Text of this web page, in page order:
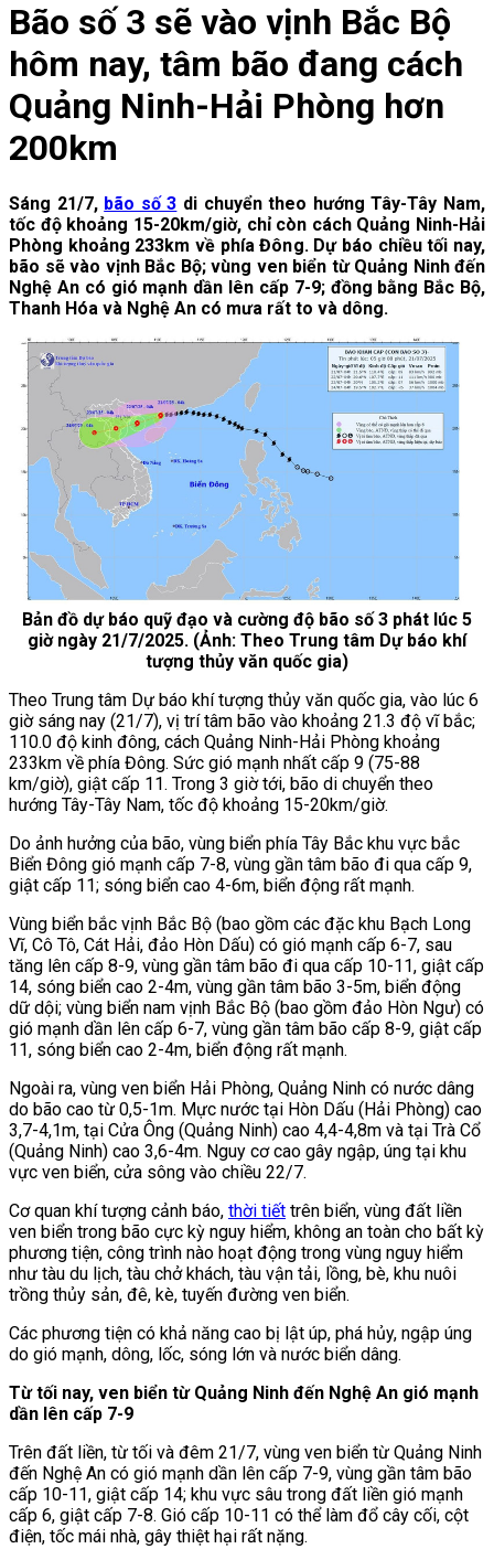
Bão số 3 sẽ vào vịnh Bắc Bộ
hôm nay, tâm bão đang cách
Quảng Ninh-Hải Phòng hơn
200km
Sáng 21/7, bão số 3 di chuyển theo hướng Tây-Tây Nam,
tốc độ khoảng 15-20km/giờ, chỉ còn cách Quảng Ninh-Hải
Phòng khoảng 233km về phía Đông. Dự báo chiều tối nay,
bão sẽ vào vịnh Bắc Bộ; vùng ven biển từ Quảng Ninh đến
Nghệ An có gió mạnh dần lên cấp 7-9; đồng bằng Bắc Bộ,
Thanh Hóa và Nghệ An có mưa rất to và dông.
Bản đồ dự báo quỹ đạo và cường độ bão số 3 phát lúc 5
giờ ngày 21/7/2025. (Ảnh: Theo Trung tâm Dự báo khí
tượng thủy văn quốc gia)
Theo Trung tâm Dự báo khí tượng thủy văn quốc gia, vào lúc 6
giờ sáng nay (21/7), vị trí tâm bão vào khoảng 21.3 độ vĩ bắc;
110.0 độ kinh đông, cách Quảng Ninh-Hải Phòng khoảng
233km về phía Đông. Sức gió mạnh nhất cấp 9 (75-88
km/giờ), giật cấp 11. Trong 3 giờ tới, bão di chuyển theo
hướng Tây-Tây Nam, tốc độ khoảng 15-20km/giờ.
Do ảnh hưởng của bão, vùng biển phía Tây Bắc khu vực bắc
Biển Đông gió mạnh cấp 7-8, vùng gần tâm bão đi qua cấp 9,
giật cấp 11; sóng biển cao 4-6m, biển động rất mạnh.
Vùng biển bắc vịnh Bắc Bộ (bao gồm các đặc khu Bạch Long
Vĩ, Cô Tô, Cát Hải, đảo Hòn Dấu) có gió mạnh cấp 6-7, sau
tăng lên cấp 8-9, vùng gần tâm bão đi qua cấp 10-11, giật cấp
14, sóng biển cao 2-4m, vùng gần tâm bão 3-5m, biển động
dữ dội; vùng biển nam vịnh Bắc Bộ (bao gồm đảo Hòn Ngư) có
gió mạnh dần lên cấp 6-7, vùng gần tâm bão cấp 8-9, giật cấp
11, sóng biển cao 2-4m, biển động rất mạnh.
Ngoài ra, vùng ven biển Hải Phòng, Quảng Ninh có nước dâng
do bão cao từ 0,5-1m. Mực nước tại Hòn Dấu (Hải Phòng) cao
3,7-4,1m, tại Cửa Ông (Quảng Ninh) cao 4,4-4,8m và tại Trà Cổ
(Quảng Ninh) cao 3,6-4m. Nguy cơ cao gây ngập, úng tại khu
vực ven biển, cửa sông vào chiều 22/7.
Cơ quan khí tượng cảnh báo, thời tiết trên biển, vùng đất liền
ven biển trong bão cực kỳ nguy hiểm, không an toàn cho bất kỳ
phương tiện, công trình nào hoạt động trong vùng nguy hiểm
như tàu du lịch, tàu chở khách, tàu vận tải, lồng, bè, khu nuôi
trồng thủy sản, đê, kè, tuyến đường ven biển.
Các phương tiện có khả năng cao bị lật úp, phá hủy, ngập úng
do gió mạnh, dông, lốc, sóng lớn và nước biển dâng.
Từ tối nay, ven biển từ Quảng Ninh đến Nghệ An gió mạnh
dần lên cấp 7-9
Trên đất liền, từ tối và đêm 21/7, vùng ven biển từ Quảng Ninh
đến Nghệ An có gió mạnh dần lên cấp 7-9, vùng gần tâm bão
cấp 10-11, giật cấp 14; khu vực sâu trong đất liền gió mạnh
cấp 6, giật cấp 7-8. Gió cấp 10-11 có thể làm đổ cây cối, cột
điện, tốc mái nhà, gây thiệt hại rất nặng.